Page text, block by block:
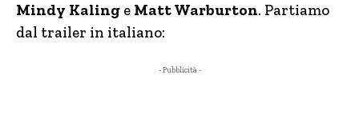
Mindy Kaling e Matt Warburton. Partiamo
dal trailer in italiano:
- Pubblicità -